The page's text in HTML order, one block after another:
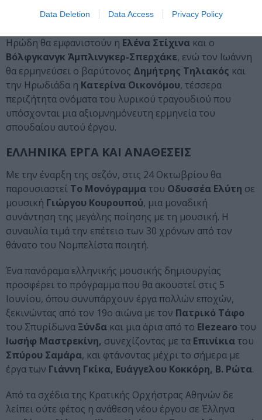
Data Deletion Data Access Privacy Policy
κοινό να απολαύσει οπερατικά έργα που σπάνια
Ηρώδη θα εμφανιστούν η Ελένα Στίχινα και ο
Βόλφγκανγκ Άμπλινγκερ-Σπερχάκε, ενώ τον Ιωάννη
θα ερμηνεύσει ο βαρύτονος Δημήτρης Τηλιακός και
την Ηρωδιάδα η Κατερίνα Οικονόμου, τέσσερα
περιζήτητα ονόματα του λυρικού τραγουδιού που
υπόσχονται μια αξιομνημόνευτη ερμηνεία του
σπουδαίου αυτού έργου.
ΕΛΛΗΝΙΚΑ ΕΡΓΑ ΚΑΙ ΑΝΑΘΕΣΕΙΣ
Με την έναρξη της σεζόν, στις 24 Οκτωβρίου θα
παρουσιαστεί Το Μονόγραμμα του Οδυσσέα Ελύτη σε
μουσική Γιώργου Κουρουπού, μια μοναδική
συνάντηση της μεγάλης ποίησης με τη μουσική. Η
συναυλία τιμά την επέτειο των 30 χρόνων από τον
θάνατο του Νομπελίστα ποιητή.
Ένα πανόραμα ελληνικής μουσικής δημιουργίας
προσφέρει το πρόγραμμα που θα ακουστεί στις 5
Ιουνίου, όπου συνυπάρχουν έργα πολλών εποχών,
ξεκινώντας από τον 19ο αιώνα με τον Πατρικό Τάφο
του Σπυρίδωνα Ξύνδα και μια άρια από το Elezearo του
Ιωσήφ Μαστρεκίνη, συνεχίζοντας με τα Επινίκια του
Σπύρου Σαμάρα, και φτάνοντας μέχρι το σήμερα με
έργα των Γιάννη Γκίκα, Ευάγγελου Κοκκόρη, Β. Ρώτα.
Από τα σχέδια της Κρατικής Ορχήστρας Αθηνών δε
λείπει ούτε φέτος η ανάθεση νέου έργου σε Έλληνα